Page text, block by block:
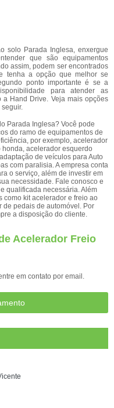
solo Parada Inglesa, enxergue
que são equipamentos
assim, podem ser encontrados
tenha a opção que melhor se
ponto importante é se a
para atender as
Hand Drive. Veja mais opções
Parada Inglesa? Você pode
do ramo de equipamentos de
por exemplo, acelerador
acelerador esquerdo
de veículos para Auto
com paralisia. A empresa conta
o serviço, além de investir em
necessidade. Fale conosco e
qualificada necessária. Além
como kit acelerador e freio ao
pedais de automóvel. Por
a disposição do cliente.
Acelerador Freio
em contato por email.